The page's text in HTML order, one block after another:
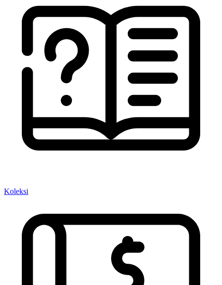
Koleksi